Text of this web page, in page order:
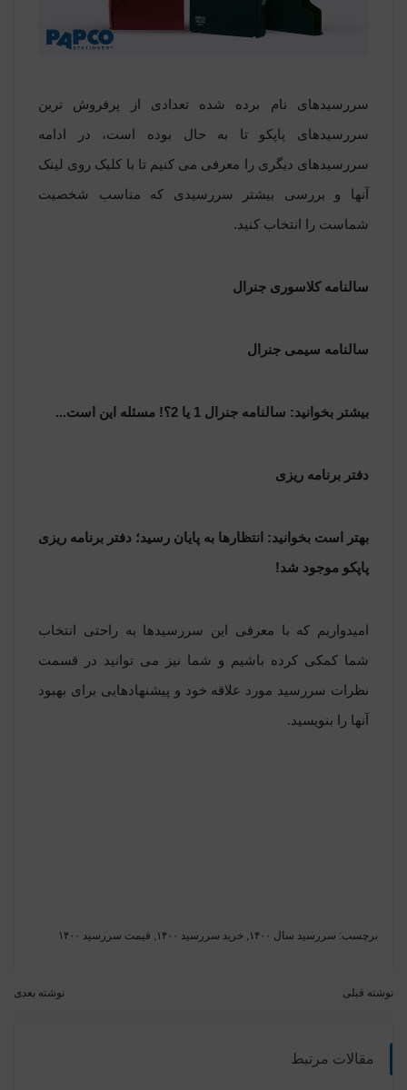
سررسیدهای نام برده شده تعدادی از پرفروش ترین
سررسیدهای پاپکو تا به حال بوده است، در ادامه
سررسیدهای دیگری را معرفی می کنیم تا با کلیک روی لینک
آنها و بررسی بیشتر سررسیدی که مناسب شخصیت
شماست را انتخاب کنید.
سالنامه کلاسوری جنرال
سالنامه سیمی جنرال
بیشتر بخوانید: سالنامه جنرال 1 یا 2؟! مسئله این است...
دفتر برنامه ریزی
بهتر است بخوانید: انتظارها به پایان رسید؛ دفتر برنامه ریزی
پاپکو موجود شد!
امیدواریم که با معرفی این سررسیدها به راحتی انتخاب
شما کمکی کرده باشیم و شما نیز می توانید در قسمت
نظرات سررسید مورد علاقه خود و پیشنهادهایی برای بهبود
آنها را بنویسید.
برچسب: سررسید سال ۱۴۰۰ , خرید سررسید ۱۴۰۰ , قیمت سررسید ۱۴۰۰
نوشته قبلی نوشته بعدی
مقالات مرتبط